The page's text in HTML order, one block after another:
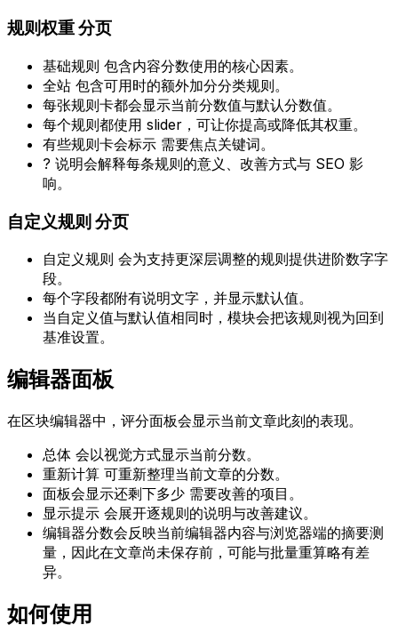
规则权重分页
基础规则 包含内容分数使用的核心因素。
全站 包含可用时的额外加分分类规则。
每张规则卡都会显示当前分数值与默认分数值。
每个规则都使用 slider，可让你提高或降低其权重。
有些规则卡会标示 需要焦点关键词。
? 说明会解释每条规则的意义、改善方式与 SEO 影
响。
自定义规则 分页
自定义规则 会为支持更深层调整的规则提供进阶数字字
段。
每个字段都附有说明文字，并显示默认值。
当自定义值与默认值相同时，模块会把该规则视为回到
基准设置。
编辑器面板
在区块编辑器中，评分面板会显示当前文章此刻的表现。
总体 会以视觉方式显示当前分数。
重新计算 可重新整理当前文章的分数。
面板会显示还剩下多少 需要改善的项目 。
显示提示 会展开逐规则的说明与改善建议。
编辑器分数会反映当前编辑器内容与浏览器端的摘要测
量，因此在文章尚未保存前，可能与批量重算略有差
异。
如何使用